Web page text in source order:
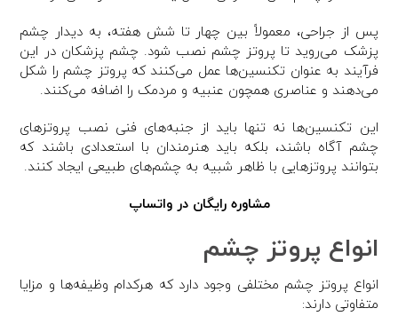
پس از جراحی، معمولاً بین چهار تا شش هفته، به دیدار چشم
پزشک می‌روید تا پروتز چشم نصب شود. چشم پزشکان در این
فرآیند به عنوان تکنسین‌ها عمل می‌کنند که پروتز چشم را شکل
می‌دهند و عناصری همچون عنبیه و مردمک را اضافه می‌کنند.
این تکنسین‌ها نه تنها باید از جنبه‌های فنی نصب پروتزهای
چشم آگاه باشند، بلکه باید هنرمندان با استعدادی باشند که
بتوانند پروتزهایی با ظاهر شبیه به چشم‌های طبیعی ایجاد کنند.
مشاوره رایگان در واتساپ
انواع پروتز چشم
انواع پروتز چشم مختلفی وجود دارد که هرکدام وظیفه‌ها و مزایا
متفاوتی دارند: